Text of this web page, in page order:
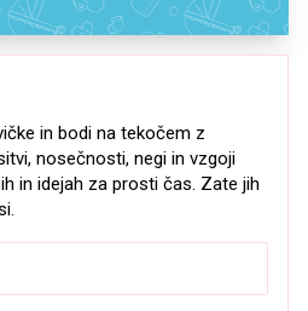
in bodi na tekočem z
nosečnosti, negi in vzgoji
in idejah za prosti čas. Zate jih